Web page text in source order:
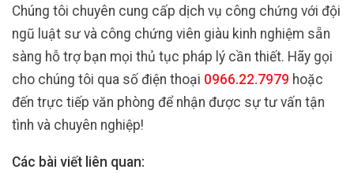
Chúng tôi chuyên cung cấp dịch vụ công chứng với đội
ngũ luật sư và công chứng viên giàu kinh nghiệm sẵn
sàng hỗ trợ bạn mọi thủ tục pháp lý cần thiết. Hãy gọi
cho chúng tôi qua số điện thoại 0966.22.7979 hoặc
đến trực tiếp văn phòng để nhận được sự tư vấn tận
tình và chuyên nghiệp!
Các bài viết liên quan: